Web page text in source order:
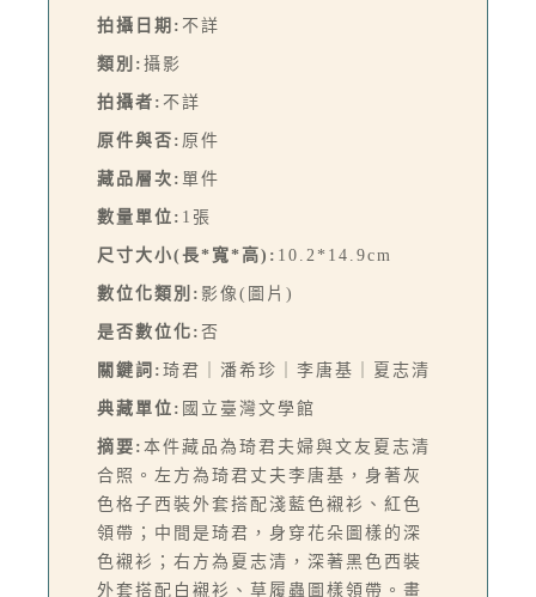
拍攝日期: 不詳
類別: 攝影
拍攝者: 不詳
原件與否: 原件
藏品層次: 單件
數量單位: 1張
尺寸大小(長*寬*高): 10.2*14.9cm
數位化類別: 影像(圖片)
是否數位化: 否
關鍵詞: 琦君｜潘希珍｜李唐基｜夏志清
典藏單位: 國立臺灣文學館
摘要: 本件藏品為琦君夫婦與文友夏志清
合照。左方為琦君丈夫李唐基，身著灰
色格子西裝外套搭配淺藍色襯衫、紅色
領帶；中間是琦君，身穿花朵圖樣的深
色襯衫；右方為夏志清，深著黑色西裝
外套搭配白襯衫、草履蟲圖樣領帶。畫